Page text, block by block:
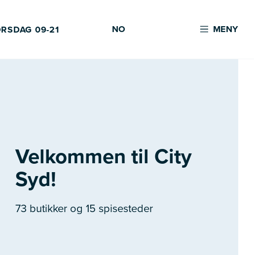
09-21 NO MENY
Velkommen til City
Syd!
73 butikker og 15 spisesteder